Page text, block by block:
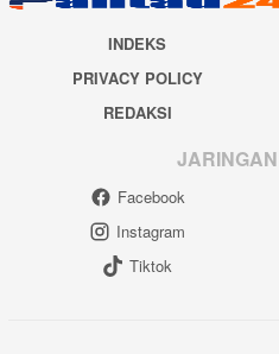
INDEKS
PRIVACY POLICY
REDAKSI
Facebook
Instagram
Tiktok